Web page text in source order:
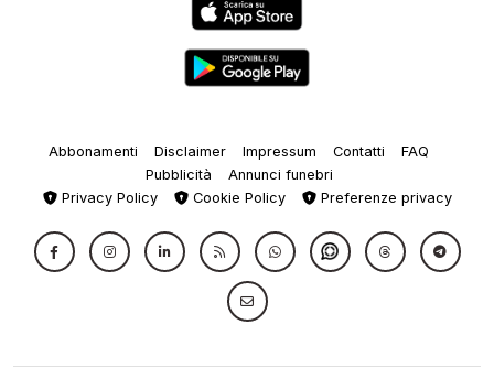
Abbonamenti Disclaimer Impressum Contatti
FAQ
Pubblicità
Annunci funebri
Privacy Policy
Cookie Policy Preferenze privacy